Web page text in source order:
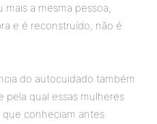
a mesma pessoa,
e é reconstruído, não é
do autocuidado também
pela qual essas mulheres
que conheciam antes